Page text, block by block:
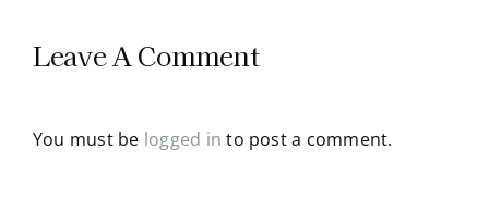
Leave A Comment
You must be logged in to post a comment.